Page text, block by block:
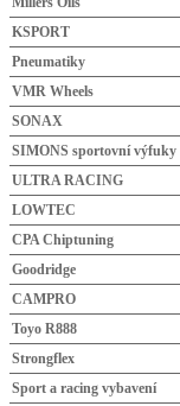
KSPORT
Pneumatiky
VMR Wheels
SONAX
SIMONS sportovní výfuky
ULTRA RACING
LOWTEC
CPA Chiptuning
Goodridge
CAMPRO
Toyo R888
Strongflex
Sport a racing vybavení